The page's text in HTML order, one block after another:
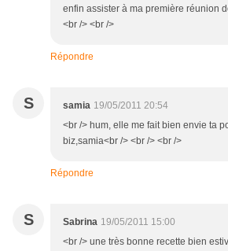
enfin assister à ma première réunion
<br /> <br />
Répondre
S samia 19/05/2011 20:54
<br /> hum, elle me fait bien envie ta
biz,samia<br /> <br /> <br />
Répondre
S Sabrina 19/05/2011 15:00
<br /> une très bonne recette bien